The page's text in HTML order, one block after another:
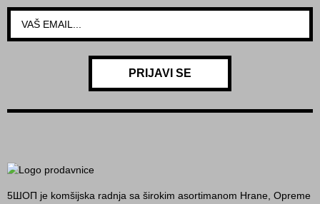
PRIJAVI SE
5ШОП je komšijska radnja sa širokim asortimanom Hrane, Opreme